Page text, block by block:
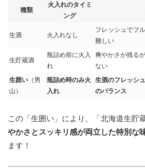
種類
火入れのタイミ
ング
生酒 火入れなし
フレッシュでフ
難しい
生貯蔵酒
瓶詰め前に火入
れ
爽やかさが残る
ない
生囲い （男
山）
瓶詰め時のみ火
入れ
生酒のフレッシ
のバランス
この「生囲い」により、「北海道生貯
やかさとスッキリ感が両立した特別な
ます！